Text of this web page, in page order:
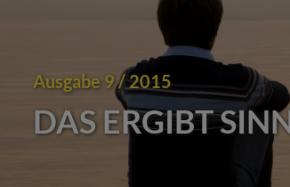
Ausgabe 9 / 2015
DAS ERGIBT